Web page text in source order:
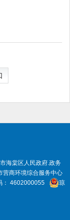
海棠区人民政府.政务
营商环境综合服务中心
4602000055
琼